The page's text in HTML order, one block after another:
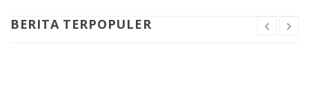
BERITA TERPOPULER